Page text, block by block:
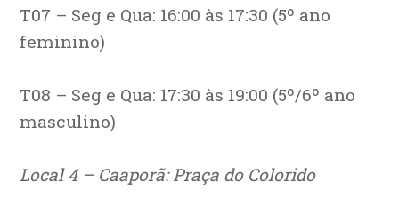
T07 – Seg e Qua: 16:00 às 17:30 (5º ano
feminino)
T08 – Seg e Qua: 17:30 às 19:00 (5º/6º ano
masculino)
Local 4 – Caaporã: Praça do Colorido